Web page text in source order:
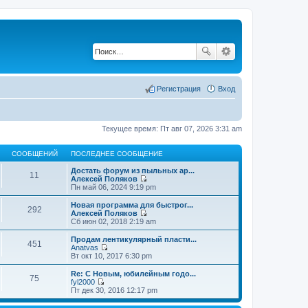
Вход
Регистрация
Текущее время: Пт авг 07, 2026 3:31 am
СООБЩЕНИЙ ПОСЛЕДНЕЕ СООБЩЕНИЕ
11
Достать форум из пыльных ар...
Алексей Поляков
П
е
р
е
й
т
к
о
л
д
н
Пн май 06, 2024 9:19 pm
292
Новая программа для быстрог...
Алексей Поляков
П
е
р
е
й
т
и
к
о
с
Сб июн 02, 2018 2:19 am
451
Продам лентикулярный пласти...
Anatvas
П
е
р
е
й
т
и
Вт окт 10, 2017 6:30 pm
75
Re: С Новым, юбилейным годо...
fyl2000
П
е
р
Пт дек 30, 2016 12:17 pm